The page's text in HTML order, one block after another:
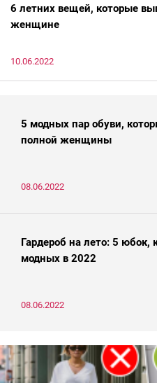
6 летних вещей, которые
женщине
10.06.2022
5 модных пар обуви,
полной женщины
08.06.2022
Гардероб на лето: 5 юбок,
модных в 2022
08.06.2022